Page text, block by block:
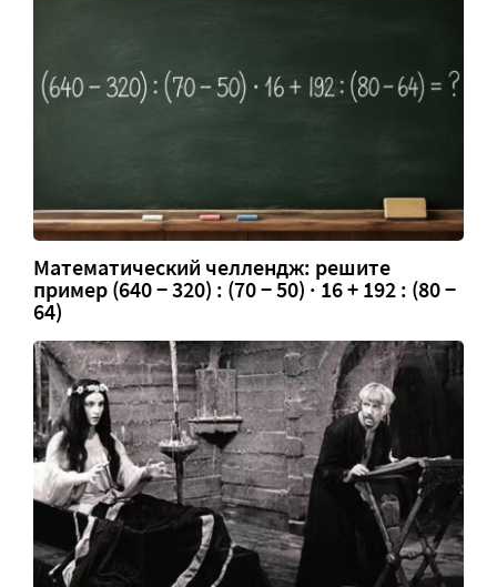
Математический челлендж: решите
пример (640 − 320) : (70 − 50) · 16 + 192 : (80 −
64)